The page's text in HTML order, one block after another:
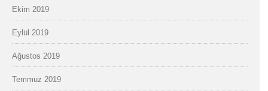
Ekim 2019
Eylül 2019
Ağustos 2019
Temmuz 2019